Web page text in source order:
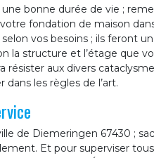
bonne durée de vie ;
fondation de maison
vos besoins ; ils feront
la structure et l’étage que
résister aux divers
les règles de l’art.
de Diemeringen 67430 ;
Et pour superviser